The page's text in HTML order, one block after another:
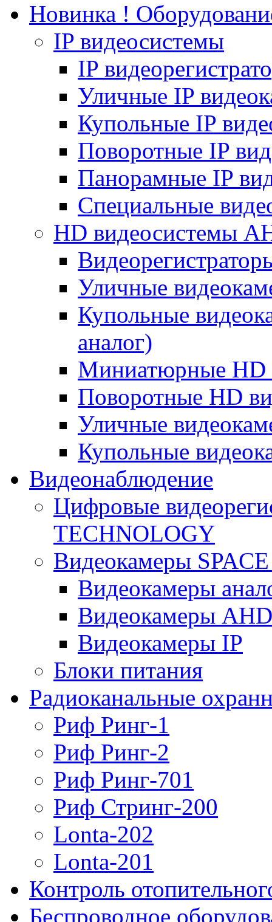
Новинка !
IP видеосистемы
IP
Уличные IP
Купольные IP
Поворотные IP
Панорамные IP
Специальные
HD видеосистемы
Уличные
Купольные
аналог)
Миниатюрные HD
Поворотные HD
Уличные
Купольные
Видеонаблюдение
Цифровые
TECHNOLOGY
Видеокамеры
Видеокамеры
Видеокамеры AHD
Видеокамеры IP
Блоки питания
Радиоканальные
Риф Ринг-1
Риф Ринг-2
Риф Ринг-701
Риф Стринг-200
Lonta-202
Lonta-201
Контроль
Беспроводное